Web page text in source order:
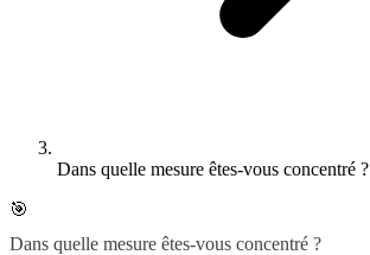
Dans quelle mesure êtes-vous concentré ?
🎯
Dans quelle mesure êtes-vous concentré ?